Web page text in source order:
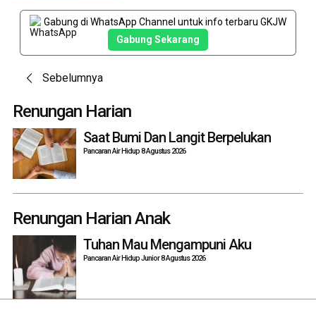
Gabung di WhatsApp Channel untuk info terbaru GKJW
Gabung Sekarang
Post
navigation
Sebelumnya
Renungan Harian
Saat Bumi Dan Langit Berpelukan
Pancaran Air Hidup 8 Agustus 2026
Renungan Harian Anak
Tuhan Mau Mengampuni Aku
Pancaran Air Hidup Junior 8 Agustus 2026